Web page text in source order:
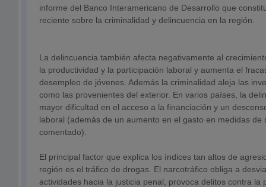
informe del Banco Interamericano de Desarrollo que
reciente sobre la criminalidad y delincuencia en la región.
La delincuencia también afecta negativamente al
la productividad y la participación laboral y aumenta el
desempleo de jóvenes. Además la criminalidad aleja las
como las provenientes del exterior. En varios países, la
mayor dificultad en el acceso a la financiación y un
laboral (además de un aumento en el gasto en medidas de
comentado).
El principal factor que explica los índices tan altos de
región es el tráfico de drogas. El narcotráfico obliga a
actividades hacia la justicia penal, provoca delitos contra la